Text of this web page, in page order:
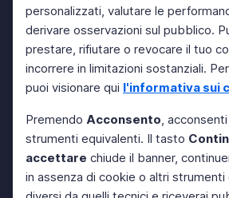
personalizzati, valutare le
derivare osservazioni sul pubblico.
prestare, rifiutare o revocare il tuo
incorrere in limitazioni sostanziali.
puoi visionare qui l'informativa sui
Premendo Acconsento,
strumenti equivalenti. Il tasto
accettare chiude il banner,
in assenza di cookie o altri